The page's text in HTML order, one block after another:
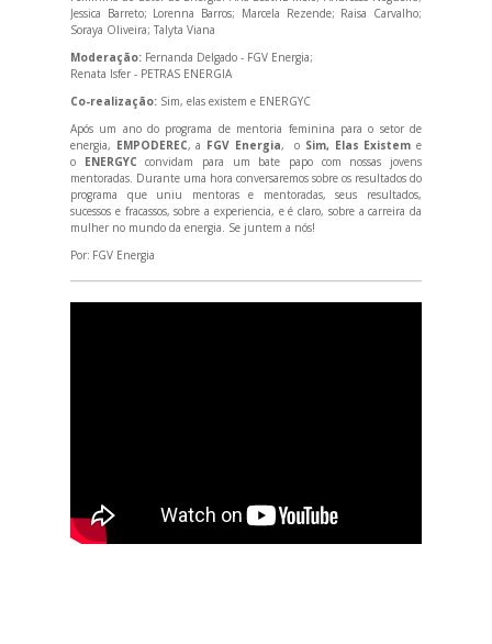
Jessica Barreto; Lorenna Barros; Marcela Rezende; Raisa Carvalho;
Soraya Oliveira; Talyta Viana
Moderação: Fernanda Delgado - FGV Energia;
Renata Isfer - PETRAS ENERGIA
Co-realização: Sim, elas existem e ENERGYC
Após um ano do programa de mentoria feminina para o setor de
energia, EMPODEREC, a FGV Energia, o Sim, Elas Existem e
o ENERGYC convidam para um bate papo com nossas jovens
mentoradas. Durante uma hora conversaremos sobre os resultados do
programa que uniu mentoras e mentoradas, seus resultados,
sucessos e fracassos, sobre a experiencia, e é claro, sobre a carreira da
mulher no mundo da energia. Se juntem a nós!
Por: FGV Energia